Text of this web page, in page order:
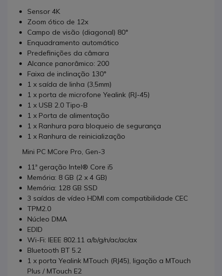
Sensor 4K
Zoom ótico de 12x
Campo de visão (diagonal) 80°
Enquadramento automático
Predefinições da câmara
Alcance panorâmico: 200
Faixa de inclinação 130°
1 x saída de linha (3,5mm)
1 x porta de microfone Yealink (RJ-45)
1 x USB 2.0 Tipo-B
1 x Porta de alimentação
1 x Ranhura para bloqueio de segurança
1 x Ranhura de reinicialização
Mini PC MCore Pro, Gen-3
11ª geração Intel® Core i5
Memória: 8 GB (2 x 4 GB)
Memória: 128 GB SSD
3 saídas de vídeo HDMI com compatibilidade CEC
TPM2.0
Núcleo DMA
EDID
Wi-Fi: IEEE 802.11 a/b/g/n/ac/ac/ax
Bluetooth BT 5.2
1 x porta Yealink MTouch (RJ45), ligação a MTouch
Plus / MTouch E2